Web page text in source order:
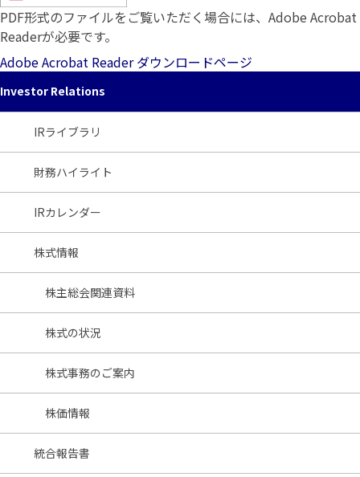
PDF形式のファイルをご覧いただく場合には、Adobe Acrobat
Readerが必要です。
Adobe Acrobat Reader ダウンロードページ
Investor Relations
IRライブラリ
財務ハイライト
IRカレンダー
株式情報
株主総会関連資料
株式の状況
株式事務のご案内
株価情報
統合報告書